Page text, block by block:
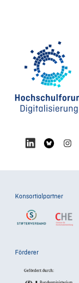
Konsortialpartner
Förderer